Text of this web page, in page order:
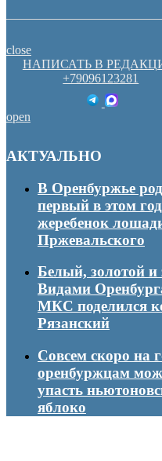
close
НАПИСАТЬ В
+79096123281
open
АКТУАЛЬНО
В Оренбуржье
первый в этом
жеребенок
Пржевальского
Белый, золотой и
Видами
МКС поделился
Рязанский
Совсем скоро на
оренбуржцам
упасть
яблоко